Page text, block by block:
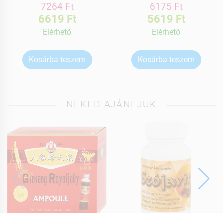
7264 Ft
6619 Ft
Elérhetõ
Kosárba teszem
6175 Ft
5619 Ft
Elérhetõ
Kosárba teszem
NEKED AJÁNLJUK